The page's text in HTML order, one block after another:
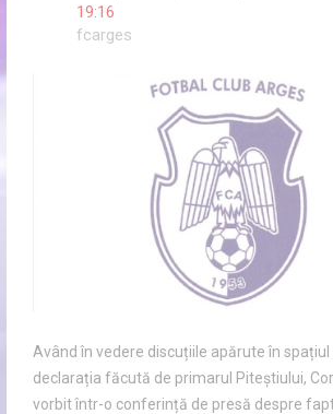
19:16
Author
fcarges
Având în vedere discuțiile apărute în spațiul
declarația făcută de primarul Piteștiului,
vorbit într-o conferință de presă despre